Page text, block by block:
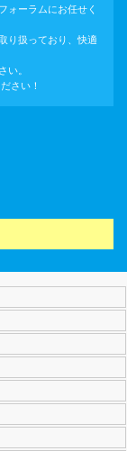
ォーラムにお任せく
り扱っており、快適
。
さい！